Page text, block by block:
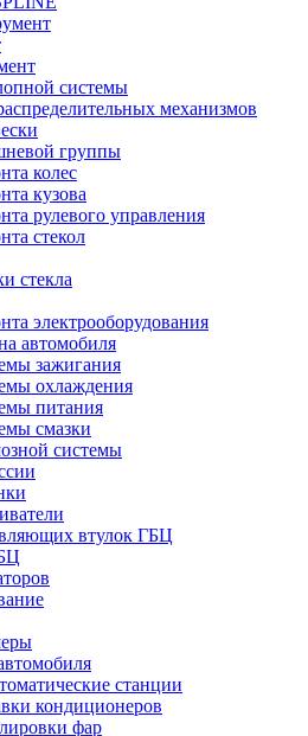
системы
механизмов
группы
колес
кузова
рулевого управления
стекол
стекла
электрооборудования
автомобиля
зажигания
охлаждения
питания
смазки
системы
втулок ГБЦ
станции
кондиционеров
фар